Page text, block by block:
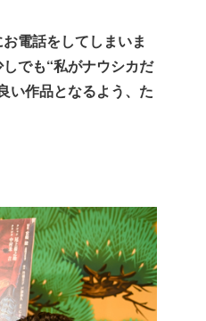
電話をしてしまいま
でも“私がナウシカだ
い作品となるよう、た